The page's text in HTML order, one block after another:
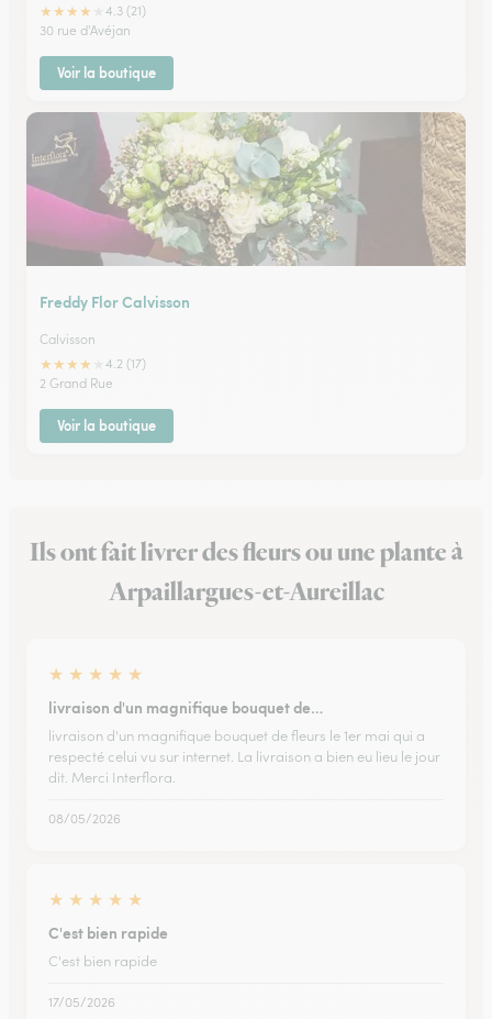
★★★★
4.3 (21)
30 rue d'Avéjan
Voir la boutique
Freddy Flor Calvisson
Calvisson
★★★★
4.2 (17)
2 Grand Rue
Voir la boutique
Ils ont fait livrer des fleurs ou une plante à
Arpaillargues-et-Aureillac
★ ★ ★ ★ ★
livraison d'un magnifique bouquet de…
livraison d'un magnifique bouquet de fleurs le 1er mai qui a
respecté celui vu sur internet. La livraison a bien eu lieu le jour
dit. Merci Interflora.
08/05/2026
★ ★ ★ ★ ★
C'est bien rapide
C'est bien rapide
17/05/2026